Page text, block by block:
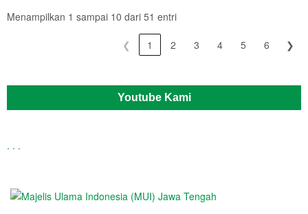
Menampilkan 1 sampai 10 dari 51 entri
❮ 1 2 3 4 5 6 ❯
Youtube Kami
. . .